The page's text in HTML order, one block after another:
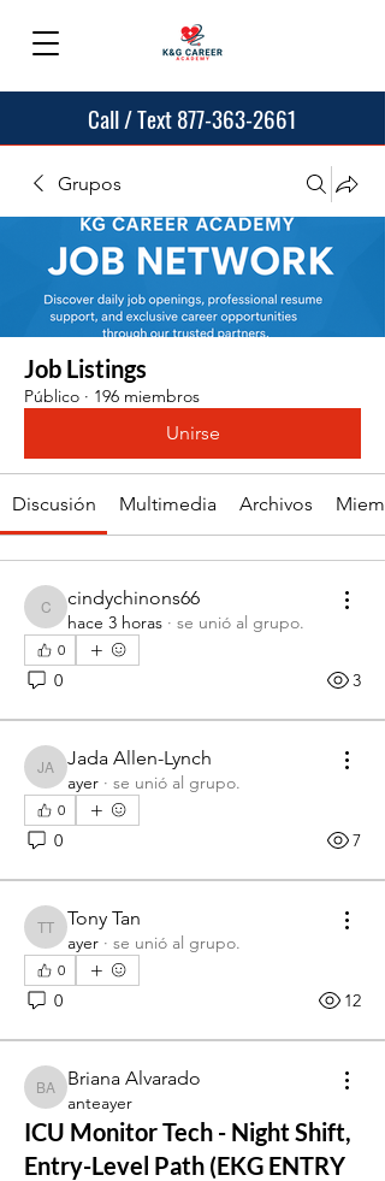
Call / Text 877-363-2661
Grupos
Job Listings
Público · 196 miembros
Unirse
Discusión Multimedia Archivos
cindychinons66
cindychinons66
hace 3 horas · se unió al grupo.
0
0 3
Jada Allen-Lynch
Jada Allen-Lynch
ayer · se unió al grupo.
0
0 7
Tony Tan
Tony Tan
ayer · se unió al grupo.
0
0 12
Briana Alvarado
Briana Alvarado
anteayer
ICU Monitor Tech - Night Shift,
Entry-Level Path (EKG ENTRY